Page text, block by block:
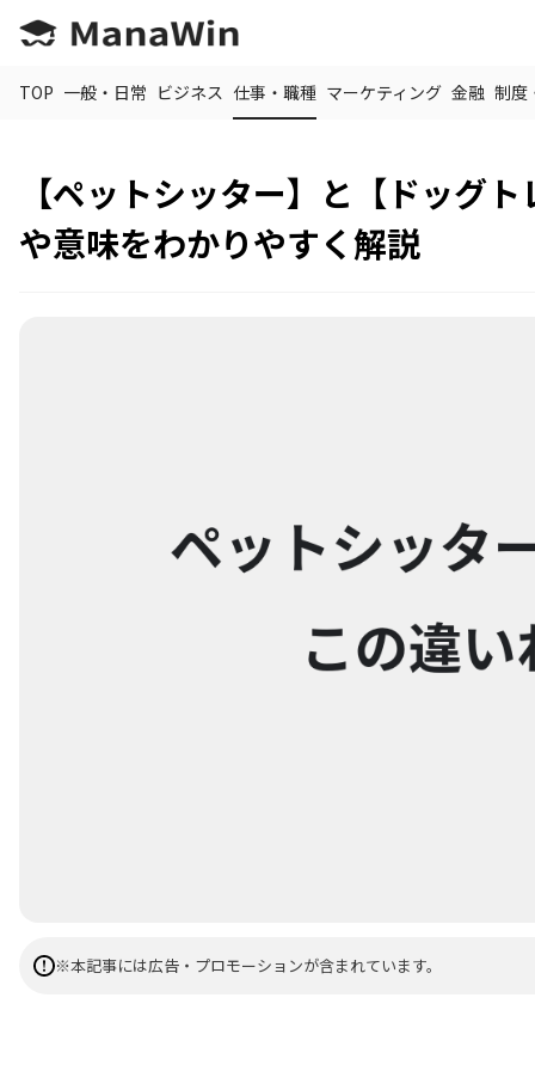
TOP 一般・日常 ビジネス 仕事・職種 マーケティング 金融 制度
【ペットシッター】と【ドッグ
や意味をわかりやすく解説
※本記事には広告・プロモーションが含まれています。